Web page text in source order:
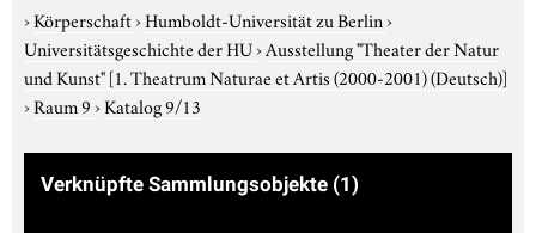
›Körperschaft›Humboldt-Universität zu Berlin›
Universitätsgeschichte der HU›Ausstellung "Theater der Natur
und Kunst"[1. Theatrum Naturae et Artis (2000-2001) (Deutsch)]
›Raum 9›Katalog 9/13
Verknüpfte Sammlungsobjekte (1)